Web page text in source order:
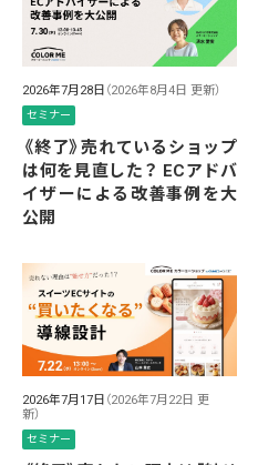
2026年7月28日 （2026年8月4日 更新）
セミナー
《終了》売れているショップ
は何を見直した？ ECアドバ
イザーによる改善事例を大
公開
2026年7月17日 （2026年7月22日 更
新）
セミナー